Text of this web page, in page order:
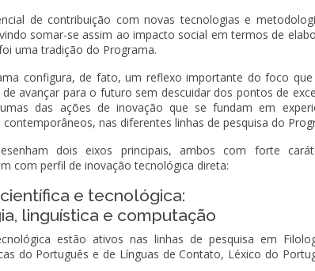
de contribuição com novas tecnologias e
somar-se assim ao impacto social em termos de
uma tradição do Programa.
configura, de fato, um reflexo importante do foco
avançar para o futuro sem descuidar dos pontos de
das ações de inovação que se fundam em
nas diferentes linhas de pesquisa do
dois eixos principais, ambos com forte
com perfil de inovação tecnológica direta:
e tecnológica:
linguística e computação
estão ativos nas linhas de pesquisa em
do Português e de Línguas de Contato, Léxico do